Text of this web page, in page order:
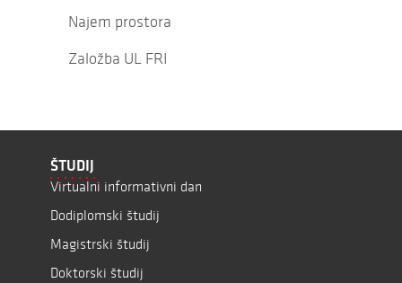
Najem prostora
Založba UL FRI
ŠTUDIJ
Virtualni informativni dan
Dodiplomski študij
Magistrski študij
Doktorski študij